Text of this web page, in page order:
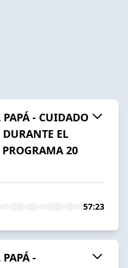
PAPÁ - CUIDADO
EL
20
57:23
PAPÁ -